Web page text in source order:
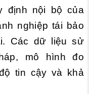
định nội bộ của
nghiệp tái bảo
Các dữ liệu sử
mô hình đo
tin cậy và khả